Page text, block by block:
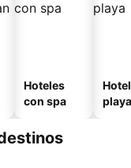
Hoteles
con spa
playa